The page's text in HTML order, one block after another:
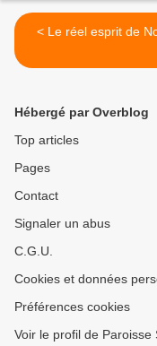
< Le réel esprit de
Hébergé par Overblog
Top articles
Pages
Contact
Signaler un abus
C.G.U.
Cookies et données
Préférences cookies
Voir le profil de